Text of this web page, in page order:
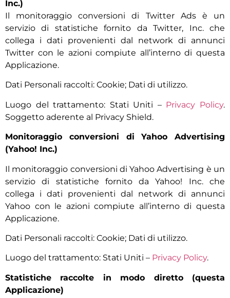
Inc.)
Il monitoraggio conversioni di Twitter Ads è un
servizio di statistiche fornito da Twitter, Inc. che
collega i dati provenienti dal network di annunci
Twitter con le azioni compiute all’interno di questa
Applicazione.
Dati Personali raccolti: Cookie; Dati di utilizzo.
Luogo del trattamento: Stati Uniti – Privacy Policy.
Soggetto aderente al Privacy Shield.
Monitoraggio conversioni di Yahoo Advertising
(Yahoo! Inc.)
Il monitoraggio conversioni di Yahoo Advertising è un
servizio di statistiche fornito da Yahoo! Inc. che
collega i dati provenienti dal network di annunci
Yahoo con le azioni compiute all’interno di questa
Applicazione.
Dati Personali raccolti: Cookie; Dati di utilizzo.
Luogo del trattamento: Stati Uniti – Privacy Policy.
Statistiche raccolte in modo diretto (questa
Applicazione)